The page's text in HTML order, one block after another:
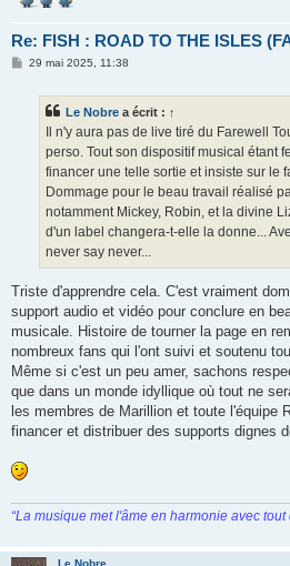
Re: FISH : ROAD TO THE ISLES
M29 mai 2025, 11:38
Le Nobre a écrit : ↑
Il n'y aura pas de live tiré du Farewell
perso. Tout son dispositif musical étant
financer une telle sortie et insiste sur le
Dommage pour le beau travail réalisé
notamment Mickey, Robin, et la divine
d'un label changera-t-elle la donne...
never say never...
Triste d'apprendre cela. C'est vraiment
support audio et vidéo pour conclure en
musicale. Histoire de tourner la page en
nombreux fans qui l'ont suivi et soutenu
Même si c'est un peu amer, sachons
que dans un monde idyllique où tout ne
les membres de Marillion et toute l'équipe
financer et distribuer des supports dignes
“La musique met l'âme en harmonie avec
Le Nobre